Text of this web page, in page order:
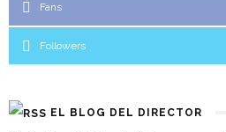
Fans
Followers
EL BLOG DEL DIRECTOR